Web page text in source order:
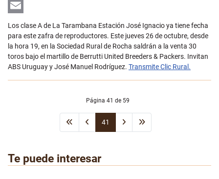
LinkedIn
Los clase A de La Tarambana Estación José Ignacio ya tiene fecha
para este zafra de reproductores. Este jueves 26 de octubre, desde
la hora 19, en la Sociedad Rural de Rocha saldrán a la venta 30
toros bajo el martillo de Berrutti United Breeders & Packers. Invitan
ABS Uruguay y José Manuel Rodríguez. Transmite Clic Rural.
Página 41 de 59
41
Te puede interesar